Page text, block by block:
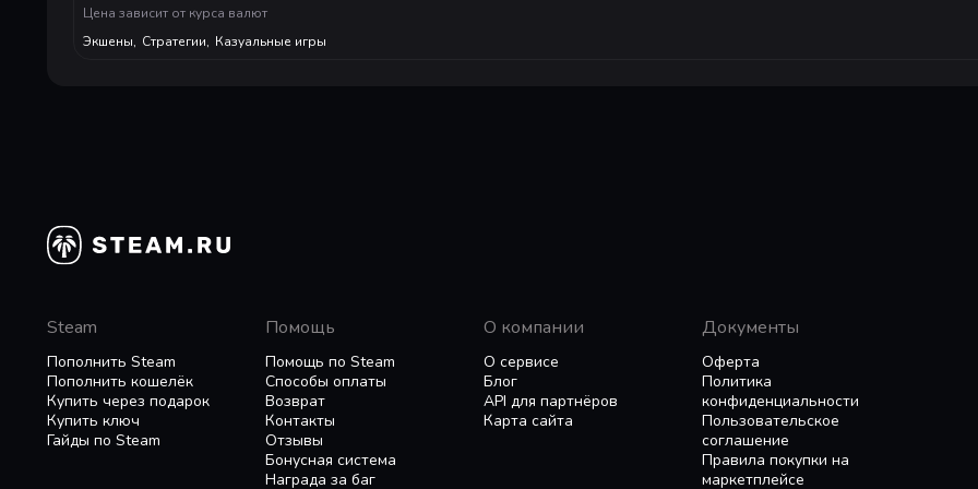
Цена зависит от курса валют
Экшены, Стратегии, Казуальные игры
Steam
Пополнить Steam
Пополнить кошелёк
Купить через подарок
Купить ключ
Гайды по Steam
Помощь
Помощь по Steam
Способы оплаты
Возврат
Контакты
Отзывы
Бонусная система
Награда за баг
О компании
О сервисе
Блог
API для партнёров
Карта сайта
Документы
Оферта
Политика
конфиденциальности
Пользовательское
соглашение
Правила покупки на
маркетплейсе